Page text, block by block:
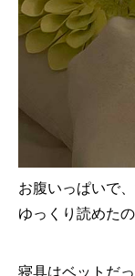
お腹いっぱいで
ゆっくり読めた
寝具はベットだ